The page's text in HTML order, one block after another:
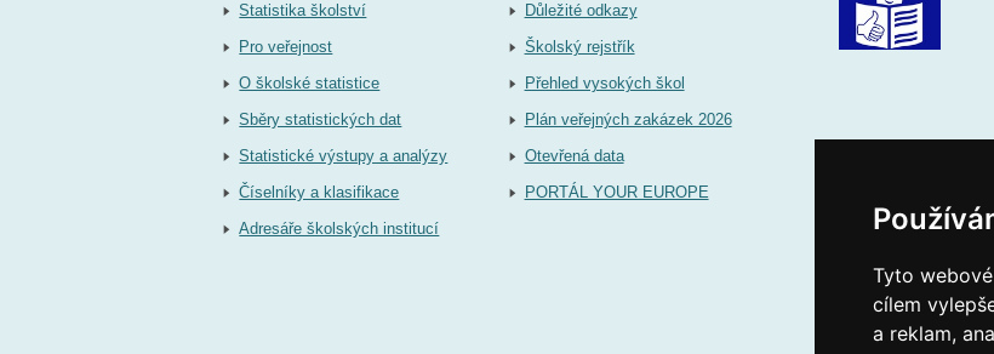
Tyto
cílem
a reklam,
Statistika školství
Pro veřejnost
O školské statistice
Sběry statistických dat
Statistické výstupy a analýzy
Číselníky a klasifikace
Adresáře školských institucí
Důležité odkazy
Školský rejstřík
Přehled vysokých škol
Plán veřejných zakázek 2026
Otevřená data
PORTÁL YOUR EUROPE